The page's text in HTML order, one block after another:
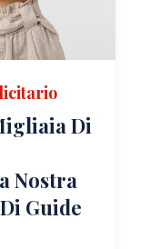
Di
Nostra
Guide